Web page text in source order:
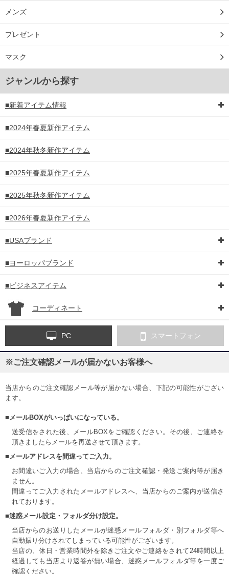
メンズ
プレゼント
マスク
ジャンルから探す
■新着アイテム情報
■2024年春夏新作アイテム
■2024年秋冬新作アイテム
■2025年春夏新作アイテム
■2025年秋冬新作アイテム
■2026年春夏新作アイテム
■USAブランド
■ヨーロッパブランド
■ビジネスアイテム
コーディネート
PC スマートフォン
※ご注文確認メールが届かないお客様へ
当店からのご注文確認メール等が届かない場合、下記の可能性がござい
ます。
■メールBOXがいっぱいになっている。
送受信をされた後、メールBOXをご確認ください。その後、ご連絡を
頂きましたらメールを再送させて頂きます。
■メールアドレスを間違ってご入力。
お間違いご入力の場合、当店からのご注文確認・発送ご案内等が届き
ません。
間違ってご入力されたメールアドレスへ、当店からのご案内が送信さ
れております。
■迷惑メール設定・フォルダ分け設定。
当店からのお送りしたメールが迷惑メールフォルダ・別フォルダ等へ
自動振り分けされてしまっている可能性がございます。
当店の、休日・営業時間外を除きご注文やご連絡をされて24時間以上
経過しても当店より返答が無い場合、迷惑メールフォルダ等を一度ご
確認ください。